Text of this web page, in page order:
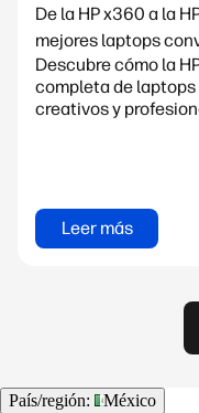
De la HP x360 a la
mejores laptops
Descubre cómo la
completa de
creativos y
Leer más
País/región:
México